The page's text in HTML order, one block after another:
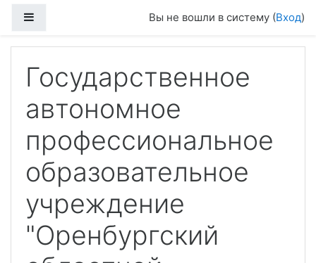
Вы не вошли в систему (Вход)
Государственное
автономное
профессиональное
образовательное
учреждение
"Оренбургский